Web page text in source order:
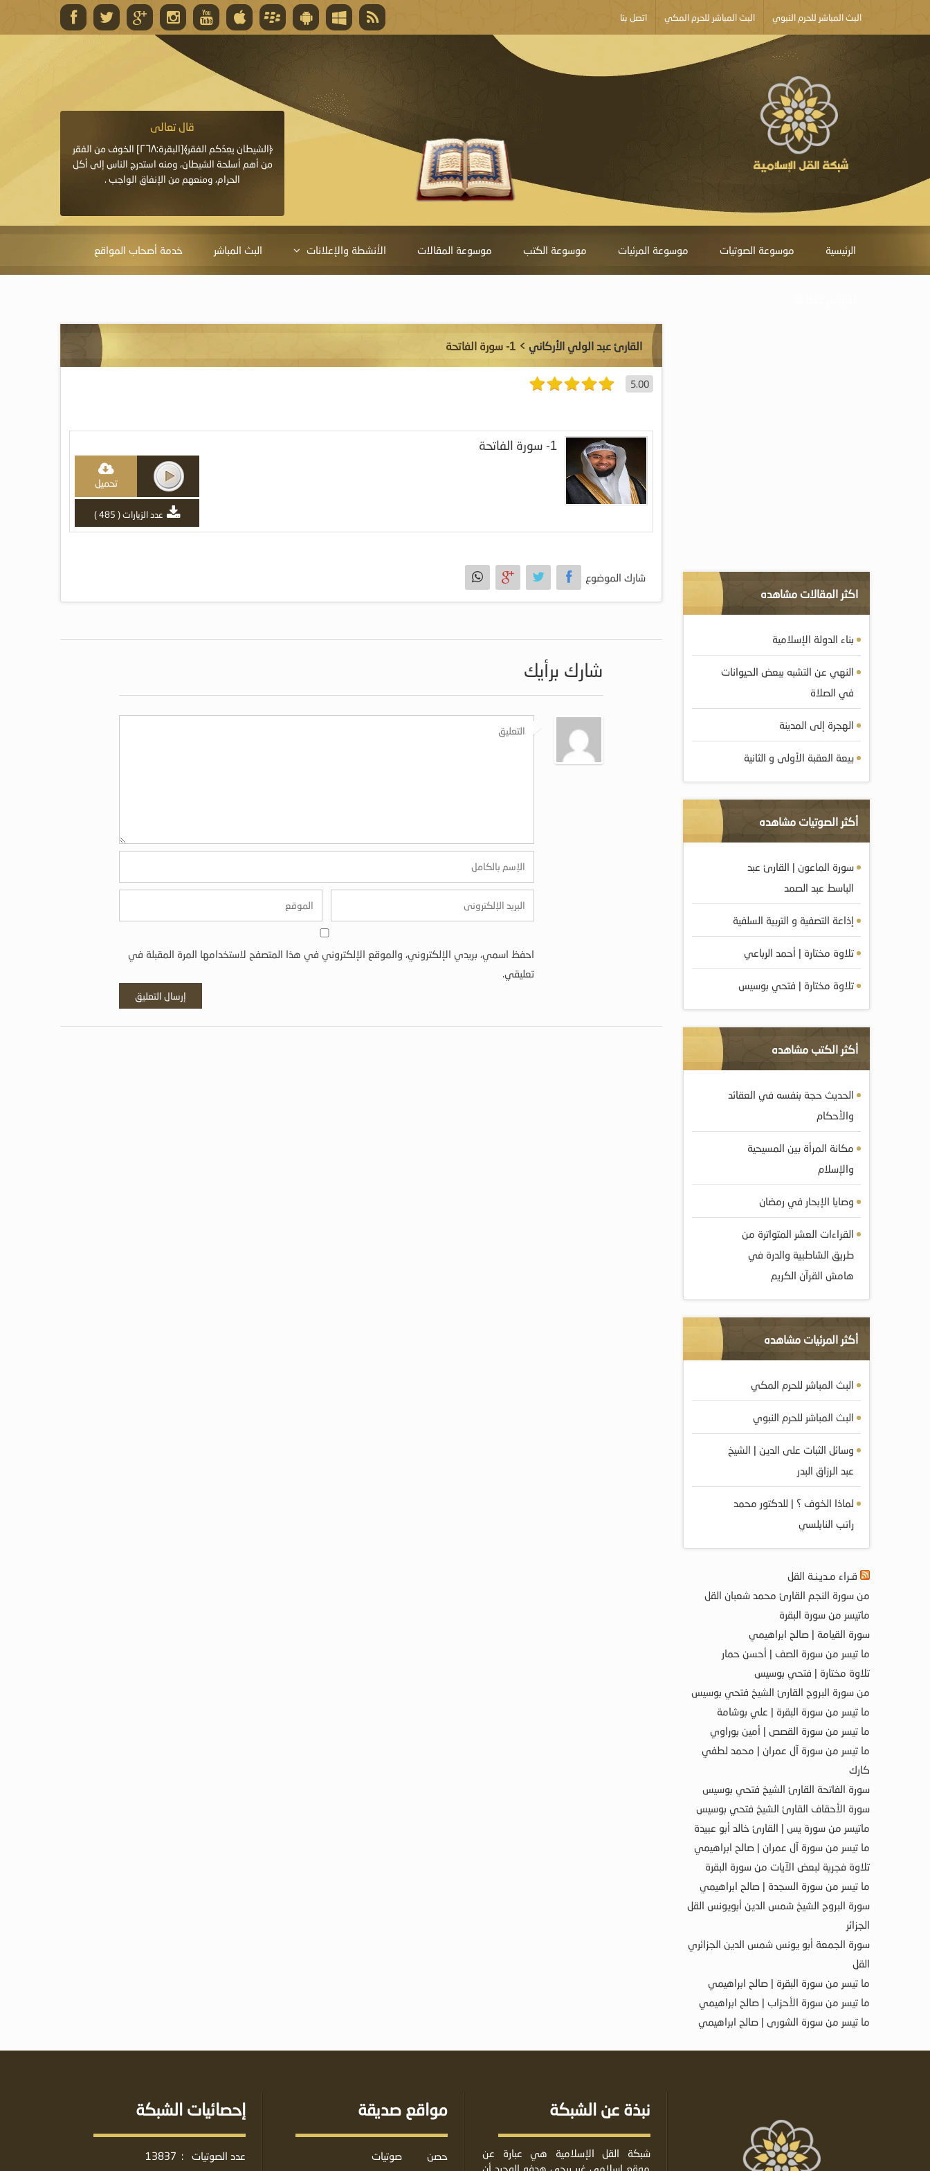
البث المباشر للحرم النبوي البث المباشر للحرم المكي اتصل بنا
قال تعالى
المغفرة لأنها أغلى جائزة، وهي مفتاح باب العطايا التي
قال تعالى
﴿الشيطان يعِدُكم الفقر﴾[البقرة:٢٦٨] الخوف من الفقر
من أهم أسلحة الشيطان، ومنه استدرج الناس إلى أكل
الحرام، ومنعهم من الإنفاق الواجب .
الرئيسية موسوعة الصوتيات موسوعة المرئيات موسوعة الكتب موسوعة المقالات الأنشطة والإعلانات البث المباشر خدمة أصحاب المواقع
القارئ عبد الولي الأركاني > 1- سورة الفاتحة
5.00
1- سورة الفاتحة
تحميل
عدد الزيارات ( 485 )
شارك الموضوع
شارك برأيك
احفظ اسمي، بريدي الإلكتروني، والموقع الإلكتروني في هذا المتصفح لاستخدامها المرة المقبلة في
تعليقي.
اكثر المقالات مشاهده
بناء الدولة الإسلامية
النهي عن التشبه ببعض الحيوانات
في الصلاة
الهجرة إلى المدينة
بيعة العقبة الأولى و الثانية
أكثر الصوتيات مشاهده
سورة الماعون | القارئ عبد
الباسط عبد الصمد
إذاعة التصفية و التربية السلفية
تلاوة مختارة | أحمد الرباعي
تلاوة مختارة | فتحي بوسيس
أكثر الكتب مشاهده
الحديث حجة بنفسه في العقائد
والأحكام
مكانة المرأة بين المسيحية
والإسلام
وصايا الإبحار في رمضان
القراءات العشر المتواترة من
طريق الشاطبية والدرة في
هامش القرآن الكريم
أكثر المرئيات مشاهده
البث المباشر للحرم المكي
البث المباشر للحرم النبوي
وسائل الثبات على الدين | الشيخ
عبد الرزاق البدر
لماذا الخوف ؟ | للدكتور محمد
راتب النابلسي
قـراء مـديـنـة القل
من سورة النجم القارئ محمد شعبان القل
ماتيسر من سورة البقرة
سورة القيامة | صالح ابراهيمي
ما تيسر من سورة الصف | أحسن حمار
تلاوة مختارة | فتحي بوسيس
من سورة البروج القارئ الشيخ فتحي بوسيس
ما تيسر من سورة البقرة | علي بوشامة
ما تيسر من سورة القصص | أمين بوراوي
ما تيسر من سورة آل عمران | محمد لطفي
كارك
سورة الفاتحة القارئ الشيخ فتحي بوسيس
سورة الأحقاف القارئ الشيخ فتحي بوسيس
ماتيسر من سورة يس | القارئ خالد أبو عبيدة
ما تيسر من سورة آل عمران | صالح ابراهيمي
تلاوة فجرية لبعض الآيات من سورة البقرة
ما تيسر من سورة السجدة | صالح ابراهيمي
سورة البروج الشيخ شمس الدين أبويونس القل
الجزائر
سورة الجمعة أبو يونس شمس الدين الجزائري
القل
ما تيسر من سورة البقرة | صالح ابراهيمي
ما تيسر من سورة الأحزاب | صالح ابراهيمي
ما تيسر من سورة الشورى | صالح ابراهيمي
نبذة عن الشبكة
شبكة القل الإسلامية هي عبارة عن
موقع إسلامي غير ربحي هدفه الوحيد أن
مواقع صديقة
حصن
صوتيات
إحصائيات الشبكة
عدد الصوتيات :
13837